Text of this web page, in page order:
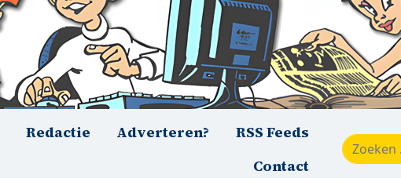
Redactie Adverteren?
RSS Feeds
Contact